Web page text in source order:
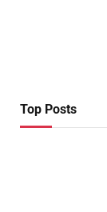
Top Posts